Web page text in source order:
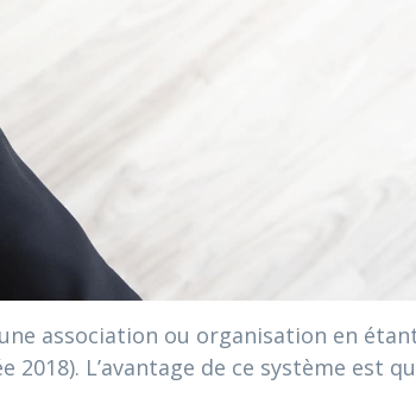
association ou organisation en
2018). L’avantage de ce système est